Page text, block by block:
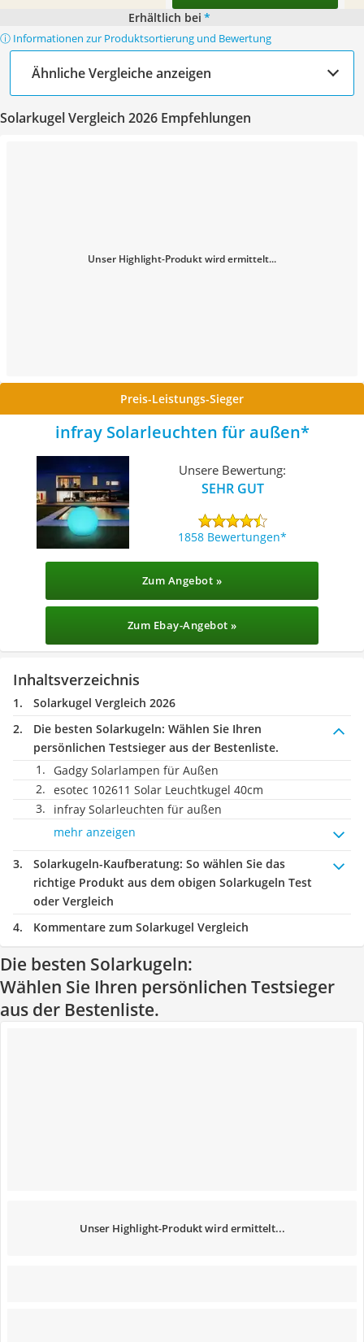
Erhältlich bei *
ⓘ Informationen zur Produktsortierung und Bewertung
Ähnliche Vergleiche anzeigen
Solarkugel Vergleich 2026 Empfehlungen
Unser Highlight-Produkt wird ermittelt...
Preis-Leistungs-Sieger
infray Solarleuchten für außen
Unsere Bewertung:
SEHR GUT
1858 Bewertungen
Zum Angebot »
Zum Ebay-Angebot »
Inhaltsverzeichnis
Solarkugel Vergleich 2026
Die besten Solarkugeln: Wählen Sie Ihren
persönlichen Testsieger aus der Bestenliste.
Gadgy Solarlampen für Außen
esotec 102611 Solar Leuchtkugel 40cm
infray Solarleuchten für außen
mehr anzeigen
Solarkugeln-Kaufberatung: So wählen Sie das
richtige Produkt aus dem obigen Solarkugeln Test
oder Vergleich
Kommentare zum Solarkugel Vergleich
Die besten Solarkugeln:
Wählen Sie Ihren persönlichen Testsieger
aus der Bestenliste.
Unser Highlight-Produkt wird ermittelt...